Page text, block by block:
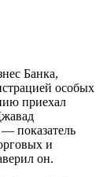
Банка,
особых
приехал
показатель
и
он.